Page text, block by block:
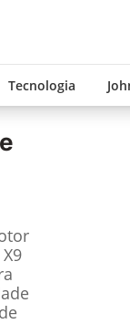
Tecnologia